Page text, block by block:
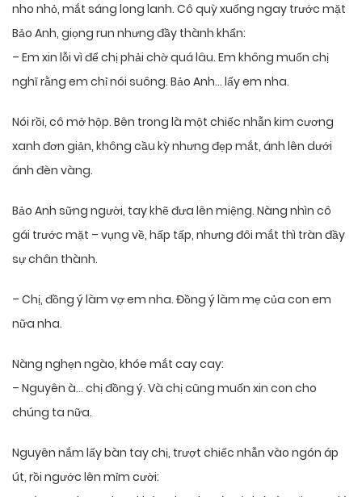
nho nhỏ, mắt sáng long lanh. Cô quỳ xuống ngay trước mặt
Bảo Anh, giọng run nhưng đầy thành khẩn:
– Em xin lỗi vì để chị phải chờ quá lâu. Em không muốn chị
nghĩ rằng em chỉ nói suông. Bảo Anh… lấy em nha.
Nói rồi, cô mở hộp. Bên trong là một chiếc nhẫn kim cương
xanh đơn giản, không cầu kỳ nhưng đẹp mắt, ánh lên dưới
ánh đèn vàng.
Bảo Anh sững người, tay khẽ đưa lên miệng. Nàng nhìn cô
gái trước mặt – vụng về, hấp tấp, nhưng đôi mắt thì tràn đầy
sự chân thành.
– Chị, đồng ý làm vợ em nha. Đồng ý làm mẹ của con em
nữa nha.
Nàng nghẹn ngào, khóe mắt cay cay:
– Nguyên à… chị đồng ý. Và chị cũng muốn xin con cho
chúng ta nữa.
Nguyên nắm lấy bàn tay chị, trượt chiếc nhẫn vào ngón áp
út, rồi ngước lên mỉm cười: